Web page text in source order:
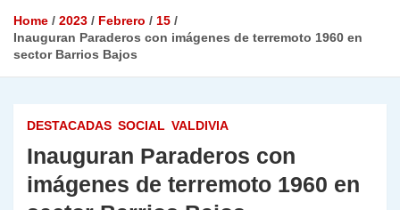
Home 2023 Febrero
15
Inauguran Paraderos con imágenes de terremoto 1960 en
sector Barrios Bajos
DESTACADAS SOCIAL VALDIVIA
Inauguran Paraderos con
imágenes de terremoto 1960 en